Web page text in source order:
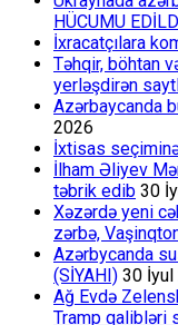
HÜCUMU
İxracatçılara
Təhqir, böhtan
yerləşdirən
Azərbaycanda
2026
İxtisas
İlham Əliyev
təbrik edib 30
Xəzərdə yeni
zərbə,
Azərbycanda
(SİYAHI) 30 İyul
Ağ Evdə
Tramp qalibləri